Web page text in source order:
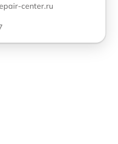
center.ru